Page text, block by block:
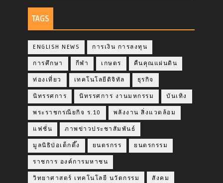
TAGS
ENGLISH NEWS การเงิน การลงทุน
การศึกษา กีฬา เกษตร คืนคุณแผ่นดิน
ท่องเที่ยว เทคโนโลยีดิจิทัล ธุรกิจ
นิทรรศการ นิทรรศการ งานมหกรรม บันเทิง
พระราชกรณียกิจ ร.10 พลังงาน สิ่งแวดล้อม
แฟชั่น ภาพข่าวประชาสัมพันธ์
มูลนิธิป่อเต็กตึ๊ง ยนตรกรร ยนตรกรรม
ราชการ องค์การมหาชน
วิทยาศาสตร์ เทคโนโลยี นวัตกรรม สังคม